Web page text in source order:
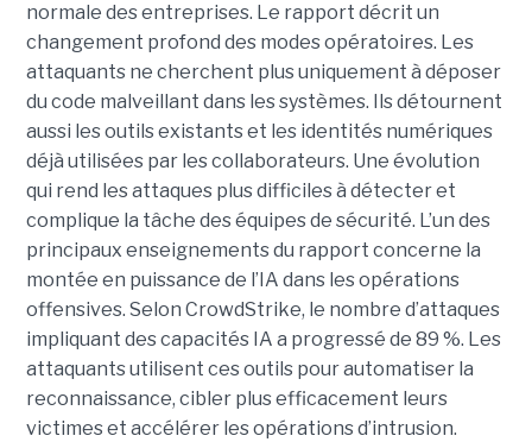
normale des entreprises. Le rapport décrit un
changement profond des modes opératoires. Les
attaquants ne cherchent plus uniquement à déposer
du code malveillant dans les systèmes. Ils détournent
aussi les outils existants et les identités numériques
déjà utilisées par les collaborateurs. Une évolution
qui rend les attaques plus difficiles à détecter et
complique la tâche des équipes de sécurité. L’un des
principaux enseignements du rapport concerne la
montée en puissance de l’IA dans les opérations
offensives. Selon CrowdStrike, le nombre d’attaques
impliquant des capacités IA a progressé de 89 %. Les
attaquants utilisent ces outils pour automatiser la
reconnaissance, cibler plus efficacement leurs
victimes et accélérer les opérations d’intrusion.